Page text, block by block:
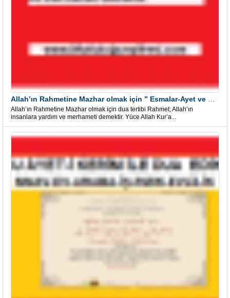
Allah’ın Rahmetine Mazhar olmak için dua tertibi Rahmet; Allah’ın
insanlara yardım ve merhameti demektir. Yüce Allah Kur’a...